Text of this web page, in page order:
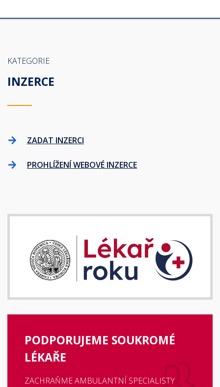
KATEGORIE
INZERCE
ZADAT INZERCI
PROHLÍŽENÍ WEBOVÉ INZERCE
PODPORUJEME SOUKROMÉ
LÉKAŘE
ZACHRAŇME AMBULANTNÍ SPECIALISTY